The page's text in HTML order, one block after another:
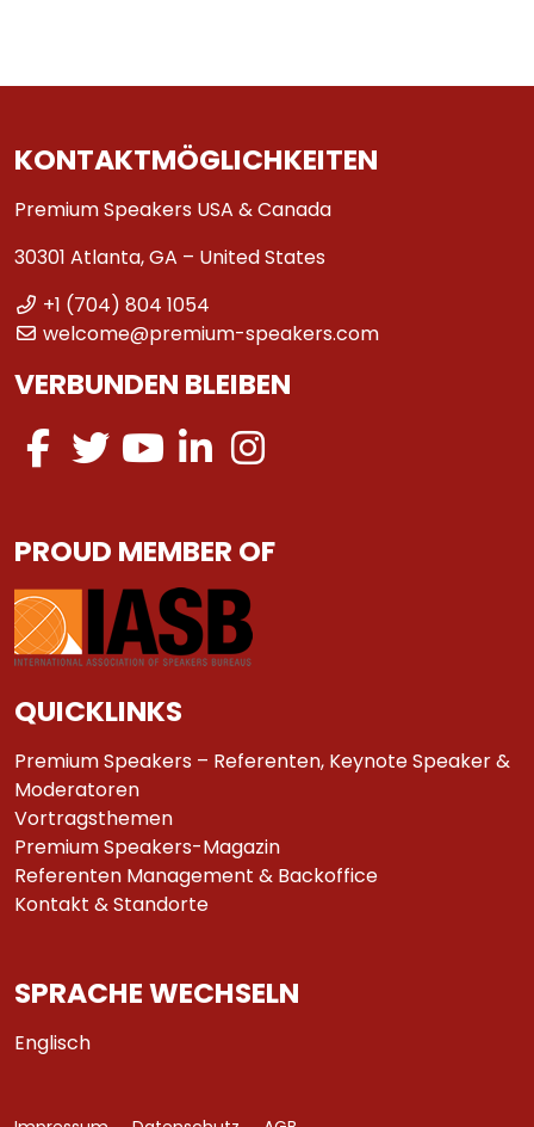
KONTAKTMÖGLICHKEITEN
Premium Speakers USA & Canada
30301 Atlanta, GA – United States
+1 (704) 804 1054
welcome@premium-speakers.com
VERBUNDEN BLEIBEN
PROUD MEMBER OF
QUICKLINKS
Premium Speakers – Referenten, Keynote Speaker &
Moderatoren
Vortragsthemen
Premium Speakers-Magazin
Referenten Management & Backoffice
Kontakt & Standorte
SPRACHE WECHSELN
Englisch